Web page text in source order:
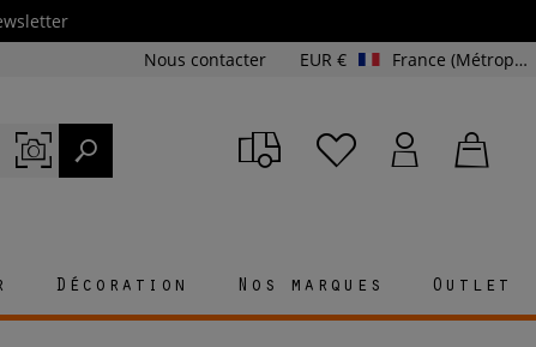
Nous contacter EUR € France (Métropolitaine et Corse)
Décoration Nos marques Outlet